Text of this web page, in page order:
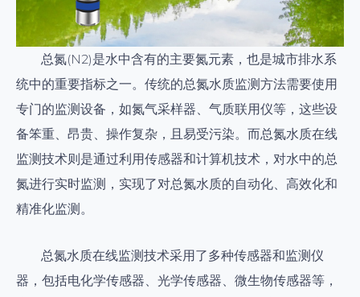
总氮(N2)是水中含有的主要氮元素，也是城市排水系
统中的重要指标之一。传统的总氮水质监测方法需要使用
专门的监测设备，如氮气采样器、气质联用仪等，这些设
备笨重、昂贵、操作复杂，且易受污染。而总氮水质在线
监测技术则是通过利用传感器和计算机技术，对水中的总
氮进行实时监测，实现了对总氮水质的自动化、高效化和
精准化监测。
总氮水质在线监测技术采用了多种传感器和监测仪
器，包括电化学传感器、光学传感器、微生物传感器等，